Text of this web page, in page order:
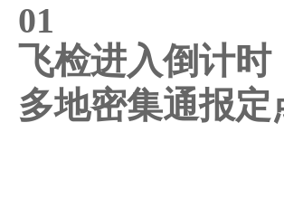
01
飞检进入倒计时
多地密集通报